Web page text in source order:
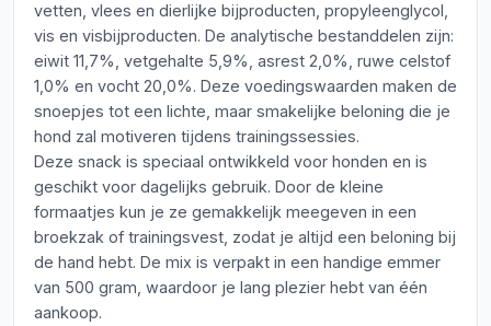
vetten, vlees en dierlijke bijproducten, propyleenglycol,
vis en visbijproducten. De analytische bestanddelen zijn:
eiwit 11,7%, vetgehalte 5,9%, asrest 2,0%, ruwe celstof
1,0% en vocht 20,0%. Deze voedingswaarden maken de
snoepjes tot een lichte, maar smakelijke beloning die je
hond zal motiveren tijdens trainingssessies.
Deze snack is speciaal ontwikkeld voor honden en is
geschikt voor dagelijks gebruik. Door de kleine
formaatjes kun je ze gemakkelijk meegeven in een
broekzak of trainingsvest, zodat je altijd een beloning bij
de hand hebt. De mix is verpakt in een handige emmer
van 500 gram, waardoor je lang plezier hebt van één
aankoop.